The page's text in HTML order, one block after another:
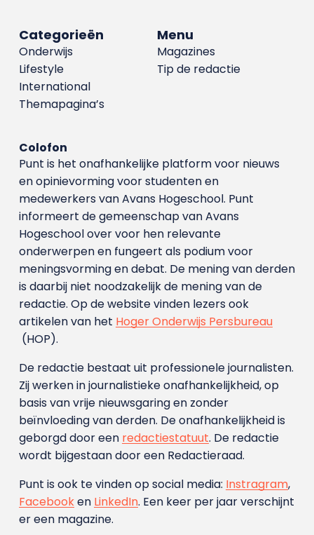
Menu
Magazines
Tip de redactie
Categorieën
Onderwijs
Lifestyle
International
Themapagina’s
Colofon
Punt is het onafhankelijke platform voor nieuws
en opinievorming voor studenten en
medewerkers van Avans Hoge­school. Punt
informeert de gemeenschap van Avans
Hogeschool over voor hen relevante
onderwerpen en fungeert als podium voor
meningsvorming en debat. De mening van derden
is daarbij niet noodzakelijk de mening van de
redactie. Op de website vinden lezers ook
artikelen van het Hoger Onderwijs Persbureau
(HOP).
De redactie bestaat uit professionele journalisten.
Zij werken in journalistieke onafhankelijkheid, op
basis van vrije nieuwsgaring en zonder
beïnvloeding van derden. De onafhankelijkheid is
geborgd door een redactiestatuut. De redactie
wordt bijgestaan door een Redactieraad.
Punt is ook te vinden op social media: Instragram,
Facebooken LinkedIn. Een keer per jaar verschijnt
er een magazine.